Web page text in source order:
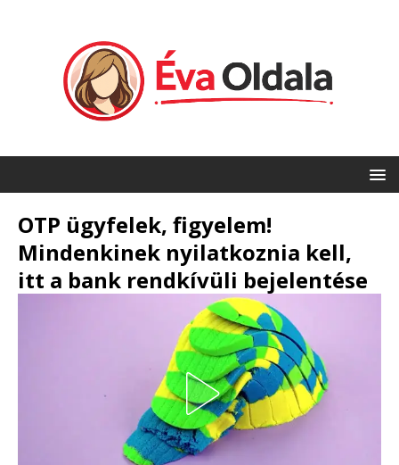
OTP ügyfelek, figyelem!
Mindenkinek nyilatkoznia kell,
itt a bank rendkívüli bejelentése